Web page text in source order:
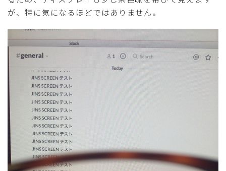
が、特に気になるほどではありません。